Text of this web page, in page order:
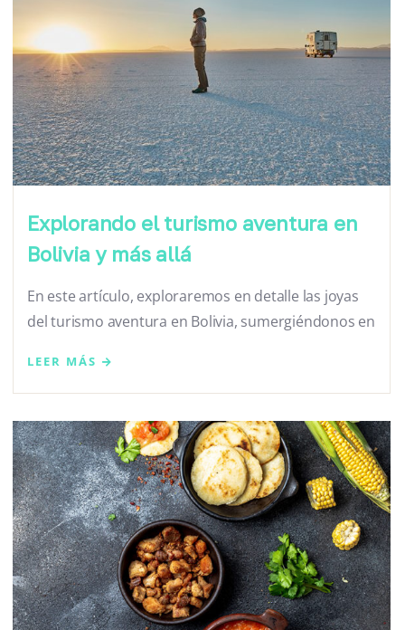
Explorando el turismo aventura en
Bolivia y más allá
En este artículo, exploraremos en detalle las joyas
del turismo aventura en Bolivia, sumergiéndonos en
LEER MÁS